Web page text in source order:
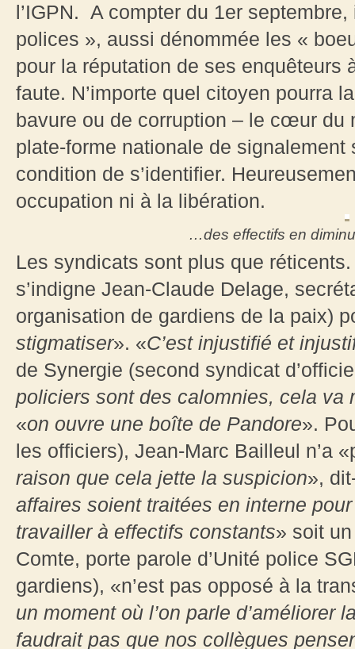
l’IGPN. A compter du 1er
polices », aussi dénommée les «
pour la réputation de ses enquêteurs
faute. N’importe quel citoyen pourra
bavure ou de corruption – le cœur du
plate-forme nationale de
condition de s’identifier.
occupation ni à la libération.
…des effectifs en
Les syndicats sont plus que
s’indigne Jean-Claude Delage,
organisation de gardiens de la paix)
stigmatiser». «C’est injustifié et
de Synergie (second syndicat
policiers sont des calomnies, cela va
«on ouvre une boîte de Pandore».
les officiers), Jean-Marc Bailleul n’a
raison que cela jette la suspicion»,
affaires soient traitées en interne
travailler à effectifs constants» soit
Comte, porte parole d’Unité police
gardiens), «n’est pas opposé à la
un moment où l’on parle d’améliorer
faudrait pas que nos collègues